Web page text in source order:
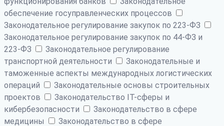
обеспечение госуправленческих процессов
Законодательное регулирование закупок по 223-ФЗ
Законодательное регулирование закупок по 44-ФЗ и
223-ФЗ
Законодательное регулирование
транспортной деятельности
Законодательные и
таможенные аспекты международных логистических
операций
Законодательные основы строительных
проектов
Законодательство IT-сферы и
кибербезопасности
Законодательство в сфере
медицины
Законодательство в сфере